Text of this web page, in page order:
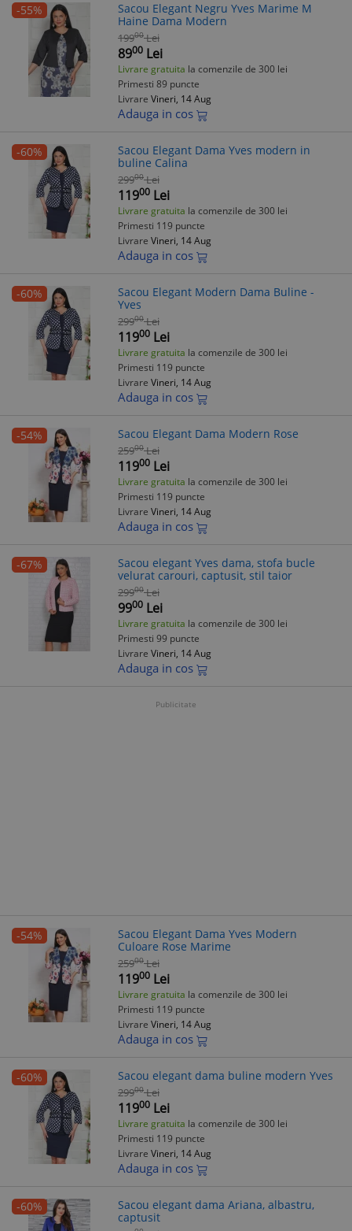
-55%
Sacou Elegant Negru Yves Marime M
Haine Dama Modern
19900 Lei
8900 Lei
Livrare gratuita la comenzile de 300 lei
Primesti 89 puncte
Livrare Vineri, 14 Aug
Adauga in cos
-60%
Sacou Elegant Dama Yves modern in
buline Calina
29900 Lei
11900 Lei
Livrare gratuita la comenzile de 300 lei
Primesti 119 puncte
Livrare Vineri, 14 Aug
Adauga in cos
-60%
Sacou Elegant Modern Dama Buline -
Yves
29900 Lei
11900 Lei
Livrare gratuita la comenzile de 300 lei
Primesti 119 puncte
Livrare Vineri, 14 Aug
Adauga in cos
-54% Sacou Elegant Dama Modern Rose
25900 Lei
11900 Lei
Livrare gratuita la comenzile de 300 lei
Primesti 119 puncte
Livrare Vineri, 14 Aug
Adauga in cos
-67%
Sacou elegant Yves dama, stofa bucle
velurat carouri, captusit, stil taior
29900 Lei
9900 Lei
Livrare gratuita la comenzile de 300 lei
Primesti 99 puncte
Livrare Vineri, 14 Aug
Adauga in cos
Publicitate
-54%
Sacou Elegant Dama Yves Modern
Culoare Rose Marime
25900 Lei
11900 Lei
Livrare gratuita la comenzile de 300 lei
Primesti 119 puncte
Livrare Vineri, 14 Aug
Adauga in cos
-60% Sacou elegant dama buline modern Yves
29900 Lei
11900 Lei
Livrare gratuita la comenzile de 300 lei
Primesti 119 puncte
Livrare Vineri, 14 Aug
Adauga in cos
-60%
Sacou elegant dama Ariana, albastru,
captusit